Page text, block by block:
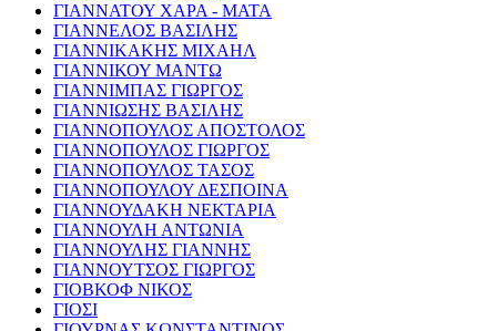
ΓΙΑΝΝΑΤΟΥ ΧΑΡΑ - ΜΑΤΑ
ΓΙΑΝΝΕΛΟΣ ΒΑΣΙΛΗΣ
ΓΙΑΝΝΙΚΑΚΗΣ ΜΙΧΑΗΛ
ΓΙΑΝΝΙΚΟΥ ΜΑΝΤΩ
ΓΙΑΝΝΙΜΠΑΣ ΓΙΩΡΓΟΣ
ΓΙΑΝΝΙΩΣΗΣ ΒΑΣΙΛΗΣ
ΓΙΑΝΝΟΠΟΥΛΟΣ ΑΠΟΣΤΟΛΟΣ
ΓΙΑΝΝΟΠΟΥΛΟΣ ΓΙΩΡΓΟΣ
ΓΙΑΝΝΟΠΟΥΛΟΣ ΤΑΣΟΣ
ΓΙΑΝΝΟΠΟΥΛΟΥ ΔΕΣΠΟΙΝΑ
ΓΙΑΝΝΟΥΔΑΚΗ ΝΕΚΤΑΡΙΑ
ΓΙΑΝΝΟΥΛΗ ΑΝΤΩΝΙΑ
ΓΙΑΝΝΟΥΛΗΣ ΓΙΑΝΝΗΣ
ΓΙΑΝΝΟΥΤΣΟΣ ΓΙΩΡΓΟΣ
ΓΙΟΒΚΟΦ ΝΙΚΟΣ
ΓΙΟΣΙ